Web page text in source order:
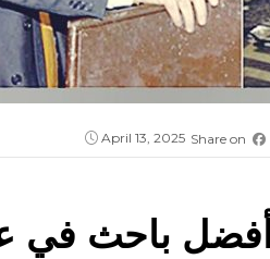
April 13, 2025 Share on
أفضل باحث في